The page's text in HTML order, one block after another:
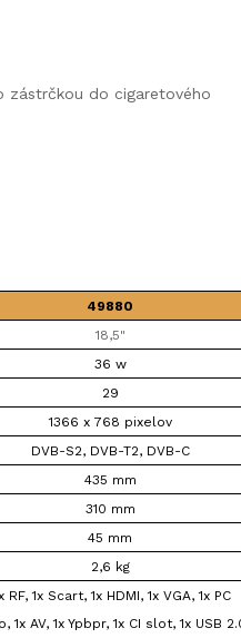
zástrčkou do cigaretového
49880
18,5"
36 w
29
1366 x 768 pixelov
DVB-S2, DVB-T2, DVB-C
435 mm
310 mm
45 mm
2,6 kg
RF, 1x Scart, 1x HDMI, 1x VGA, 1x PC
1x AV, 1x Ypbpr, 1x CI slot, 1x USB